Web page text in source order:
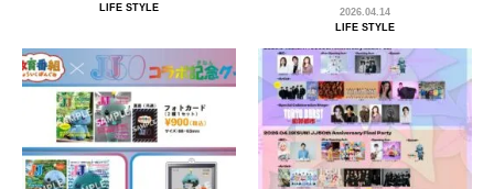
LIFE STYLE
2026.04.14
LIFE STYLE